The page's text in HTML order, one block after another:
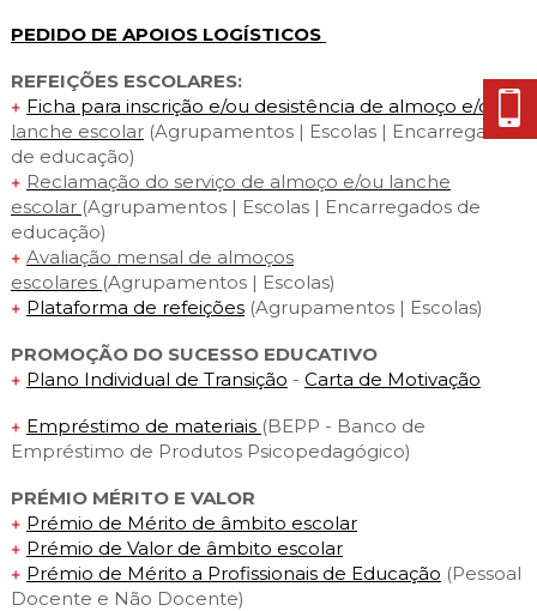
PEDIDO DE APOIOS LOGÍSTICOS
REFEIÇÕES ESCOLARES:
Ficha para inscrição e/ou desistência de almoço e/ou
lanche escolar(Agrupamentos | Escolas | Encarregados
de educação)
Reclamação do serviço de almoço e/ou lanche
escolar (Agrupamentos | Escolas | Encarregados de
educação)
Avaliação mensal de almoços
escolares (Agrupamentos | Escolas)
Plataforma de refeições (Agrupamentos | Escolas)
PROMOÇÃO DO SUCESSO EDUCATIVO
Plano Individual de Transição - Carta de Motivação
Empréstimo de materiais (BEPP - Banco de
Empréstimo de Produtos Psicopedagógico)
PRÉMIO MÉRITO E VALOR
Prémio de Mérito de âmbito escolar
Prémio de Valor de âmbito escolar
Prémio de Mérito a Profissionais de Educação (Pessoal
Docente e Não Docente)